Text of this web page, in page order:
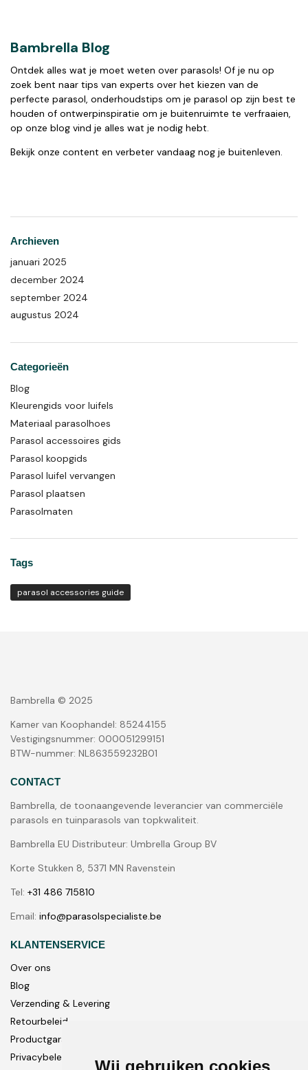
Wij gebruiken cookies
Bambrella Blog
Ontdek alles wat je moet weten over parasols! Of je nu op
zoek bent naar tips van experts over het kiezen van de
perfecte parasol, onderhoudstips om je parasol op zijn best te
houden of ontwerpinspiratie om je buitenruimte te verfraaien,
op onze blog vind je alles wat je nodig hebt.
Bekijk onze content en verbeter vandaag nog je buitenleven.
Archieven
januari 2025
december 2024
september 2024
augustus 2024
Categorieën
Blog
Kleurengids voor luifels
Materiaal parasolhoes
Parasol accessoires gids
Parasol koopgids
Parasol luifel vervangen
Parasol plaatsen
Parasolmaten
Tags
parasol accessories guide
Bambrella © 2025
Kamer van Koophandel: 85244155
Vestigingsnummer: 000051299151
BTW-nummer: NL863559232B01
CONTACT
Bambrella, de toonaangevende leverancier van commerciële
parasols en tuinparasols van topkwaliteit.
Bambrella EU Distributeur: Umbrella Group BV
Korte Stukken 8, 5371 MN Ravenstein
Tel: +31 486 715810
Email: info@parasolspecialiste.be
KLANTENSERVICE
Over ons
Blog
Verzending & Levering
Retourbeleid
Productgarantie
Privacybeleid